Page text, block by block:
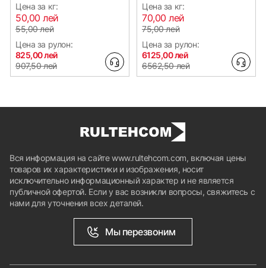
Цена за кг:
50,00 лей
55,00 лей
Цена за рулон:
825,00 лей
907,50 лей
Цена за кг:
70,00 лей
75,00 лей
Цена за рулон:
6125,00 лей
6562,50 лей
Вся информация на сайте www.rultehcom.com, включая цены
товаров их характеристики и изображения, носит
исключительно информационный характер и не является
публичной офертой. Если у вас возникли вопросы, свяжитесь с
нами для уточнения всех деталей.
Мы перезвоним